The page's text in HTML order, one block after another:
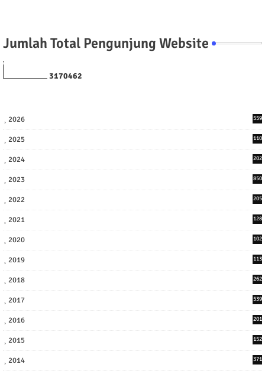
Jumlah Total Pengunjung Website
3170462
2026 559
2025
110
2024
202
2023 850
2022
205
2021
128
2020
102
2019
113
2018
262
2017
539
2016
201
2015 152
2014 371